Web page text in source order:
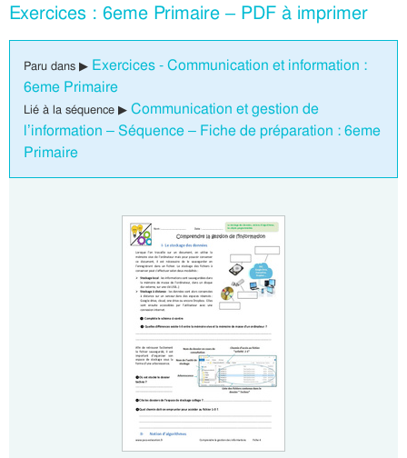
Exercices : 6eme Primaire – PDF à imprimer
Paru dans ▶ Exercices - Communication et information :
6eme Primaire
Lié à la séquence ▶ Communication et gestion de
l’information – Séquence – Fiche de préparation : 6eme
Primaire